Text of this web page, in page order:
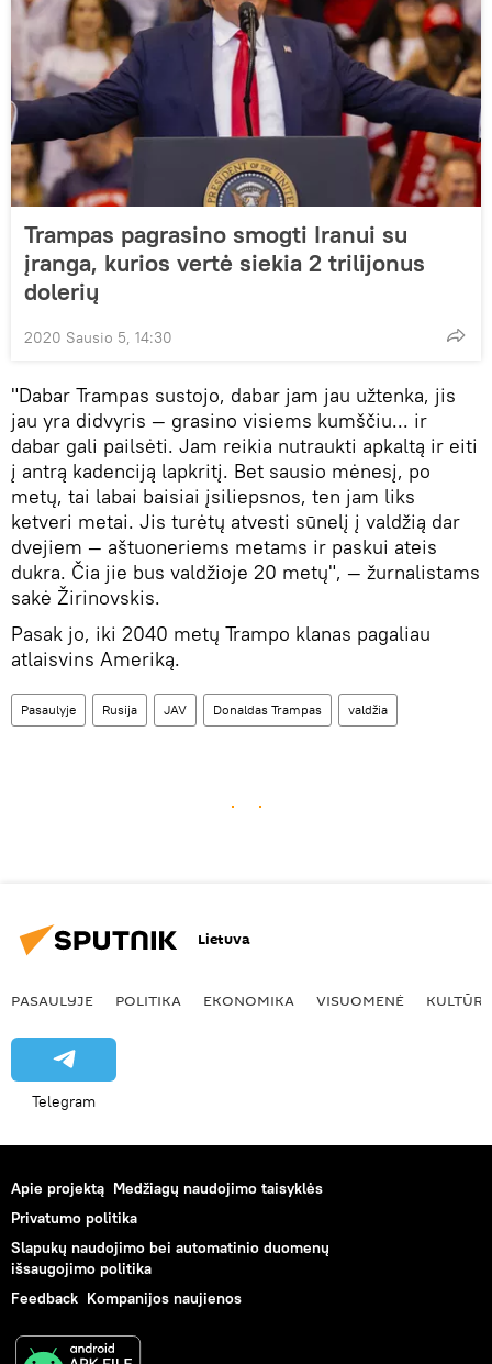
Trampas pagrasino smogti Iranui su
įranga, kurios vertė siekia 2 trilijonus
dolerių
2020 Sausio 5, 14:30
"Dabar Trampas sustojo, dabar jam jau užtenka, jis
jau yra didvyris — grasino visiems kumščiu... ir
dabar gali pailsėti. Jam reikia nutraukti apkaltą ir eiti
į antrą kadenciją lapkritį. Bet sausio mėnesį, po
metų, tai labai baisiai įsiliepsnos, ten jam liks
ketveri metai. Jis turėtų atvesti sūnelį į valdžią dar
dvejiem — aštuoneriems metams ir paskui ateis
dukra. Čia jie bus valdžioje 20 metų", — žurnalistams
sakė Žirinovskis.
Pasak jo, iki 2040 metų Trampo klanas pagaliau
atlaisvins Ameriką.
Pasaulyje Rusija JAV Donaldas Trampas valdžia
Lietuva
PASAULYJE POLITIKA EKONOMIKA VISUOMENĖ KULTŪRA
Telegram
Apie projektą Medžiagų naudojimo taisyklės
Privatumo politika
Slapukų naudojimo bei automatinio duomenų
išsaugojimo politika
Feedback Kompanijos naujienos